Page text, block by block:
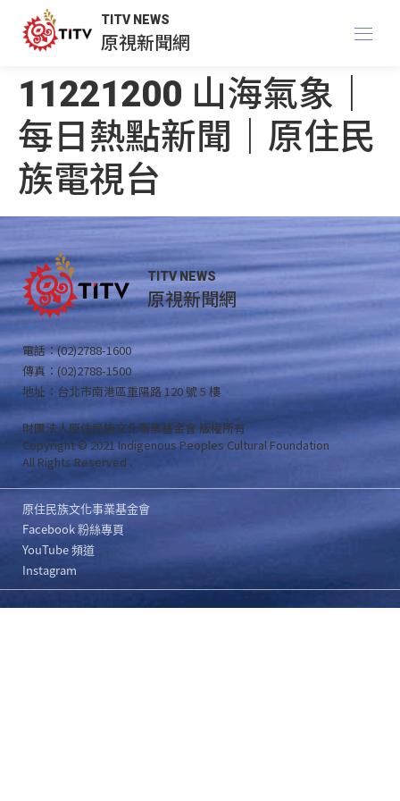
TITV NEWS
原視新聞網
11221200 山海氣象｜
每日熱點新聞｜原住民
族電視台
TITV NEWS
原視新聞網
電話：(02)2788-1600
傳真：(02)2788-1500
地址：台北市南港區重陽路 120 號 5 樓
財團法人原住民族文化事業基金會 版權所有
Copyright © 2021 Indigenous Peoples Cultural Foundation
All Rights Reserved .
原住民族文化事業基金會
Facebook 粉絲專頁
YouTube 頻道
Instagram